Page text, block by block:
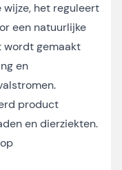
het reguleert
een natuurlijke
wordt gemaakt
en
product
en dierziekten.